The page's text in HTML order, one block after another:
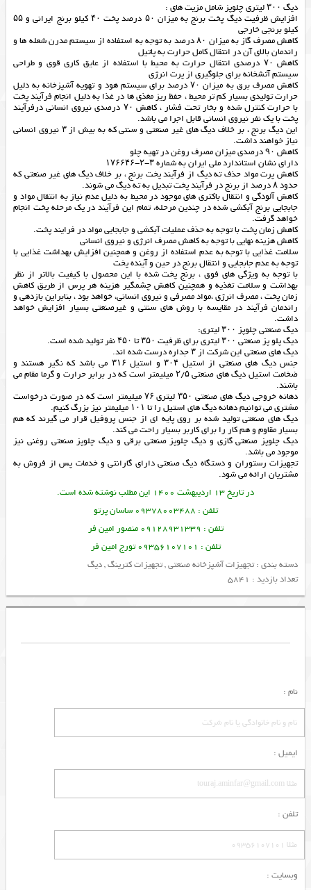
دیگ ۳۰۰ لیتری چلوپز شامل مزیت های :
افزایش ظرفیت دیگ پخت برنج به میزان ۵۰ درصد پخت ۴۰ کیلو برنج ایرانی و ۵۵
کیلو برنجی خارجی
کاهش مصرف گاز به میزان ۸۰ درصد به توجه به استفاده از سیستم مدرن شعله ها و
راندمان بالای آن در انتقال کامل حرارت به پاتیل
کاهش ۷۰ درصدی انتقال حرارت به محیط با استفاده از عایق کاری قوی و طراحی
سیستم آتشخانه برای جلوگیری از پرت انرژی
کاهش مصرف برق به میزان ۷۰ درصد برای سیستم هود و تهویه آشپزخانه به دلیل
حرارت تولیدی بسیار کم تر محیط ، حفظ ریز مغذی ها در غذا به دلیل انجام فرآیند پخت
با حرارت کنترل شده و بخار تحت فشار ، کاهش ۷۰ درصدی نیروی انسانی درفرآیند
پخت با یک نفر نیروی انسانی قابل اجرا می باشد.
این دیگ برنج ، بر خلاف دیگ های غیر صنعتی و سنتی که به بیش از ۳ نیروی انسانی
نیاز خواهند داشت.
کاهش ۹۰ درصدی میزان مصرف روغن در تهیه چلو
دارای نشان استاندارد ملی ایران به شماره ۳-۲-۱۷۶۶۴۶
کاهش پرت مواد حذف ته دیگ از فرآیند پخت برنج ، بر خلاف دیگ های غیر صنعتی که
حدود ۸ درصد از برنج در فرآیند پخت تبدیل به ته دیگ می شوند.
کاهش آلودگی و انتقال باکتری های موجود در محیط به دلیل عدم نیاز به انتقال مواد و
جابجایی برنج آبکشی شده در چندین مرحله، تمام این فرآیند در یک مرحله پخت انجام
خواهد گرفت.
کاهش زمان پخت با توجه به حذف عملیات آبکشی و جابجایی مواد در فرایند پخت.
کاهش هزینه نهایی با توجه به کاهش مصرف انرژی و نیروی انسانی
سلامت غذایی با توجه به عدم استفاده از روغن و همچنین افزایش بهداشت غذایی با
توجه به عدم جابجایی و انتقال برنج در حین و آینده پخت
با توجه به ویژگی های فوق ، برنج پخت شده با این محصول با کیفیت بالاتر از نظر
بهداشت و سلامت تغذیه و همچنین کاهش چشمگیر هزینه هر پرس از طریق کاهش
زمان پخت ، مصرف انرژی ،مواد مصرفی و نیروی انسانی، خواهد بود ، بنابراین بازدهی و
راندمان فرآیند در مقایسه با روش های سنتی و غیرصنعتی بسیار افزایش خواهد
داشت.
دیگ صنعتی چلوپز ۳۰۰ لیتری:
دیگ پلو پز صنعتی ۳۰۰ لیتری برای ظرفیت ۳۵۰ تا ۴۵۰ نفر تولید شده است.
دیگ های صنعتی این شرکت از ۳ جداره درست شده اند.
جنس دیگ های صنعتی از استیل ۳۰۴ و استیل ۳۱۶ می باشد که نگیر هستند و
ضخامت استیل دیگ های صنعتی ۲/۵ میلیمتر است که در برابر حرارت و گرما مقام می
باشند.
دهانه خروجی دیگ های صنعتی ۳۵۰ لیتری ۷۶ میلیمتر است که در صورت درخواست
مشتری می توانیم دهانه دیگ های استیل را تا ۱۰۱ میلیمتر نیز بزرگ کنیم.
دیگ های صنعتی تولید شده بر روی پایه ای از جنس پروفیل قرار می گیرند که هم
بسیار مقاوم و هم کار را برای کاربر بسیار راحت می کند.
دیگ چلوپز صنعتی گازی و دیگ چلوپز صنعتی برقی و دیگ چلوپز صنعتی روغنی نیز
موجود می باشد.
تجهیزات رستوران و دستگاه دیگ صنعتیدارای گارانتی و خدمات پس از فروش به
مشتریان ارائه می شود.
در تاریخ 13 اردیبهشت 1400 این مطلب نوشته شده است.
تلفن : 09378003488 ساسان پرتو
تلفن : 09128931339 منصور امین فر
تلفن : 09356107101 تورج امین فر
دسته بندی :تجهیزات آشپزخانه صنعتی,تجهیزات کترینگ,دیگ
تعداد بازدید : 5841
نام :
ایمیل :
تلفن :
وبسایت :